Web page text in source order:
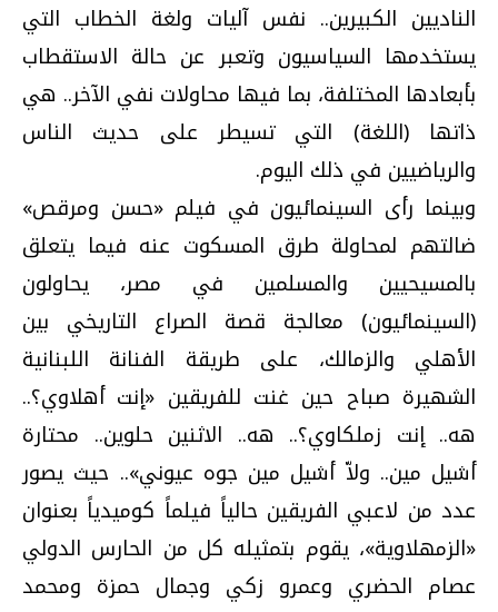
الناديين الكبيرين.. نفس آليات ولغة الخطاب التي
يستخدمها السياسيون وتعبر عن حالة الاستقطاب
بأبعادها المختلفة، بما فيها محاولات نفي الآخر.. هي
ذاتها (اللغة) التي تسيطر على حديث الناس
والرياضيين في ذلك اليوم.
وبينما رأى السينمائيون في فيلم «حسن ومرقص»
ضالتهم لمحاولة طرق المسكوت عنه فيما يتعلق
بالمسيحيين والمسلمين في مصر، يحاولون
(السينمائيون) معالجة قصة الصراع التاريخي بين
الأهلي والزمالك، على طريقة الفنانة اللبنانية
الشهيرة صباح حين غنت للفريقين «إنت أهلاوي؟..
هه.. إنت زملكاوي؟.. هه.. الاثنين حلوين.. محتارة
أشيل مين.. ولاّ أشيل مين جوه عيوني».. حيث يصور
عدد من لاعبي الفريقين حالياً فيلماً كوميدياً بعنوان
«الزمهلاوية»، يقوم بتمثيله كل من الحارس الدولي
عصام الحضري وعمرو زكي وجمال حمزة ومحمد